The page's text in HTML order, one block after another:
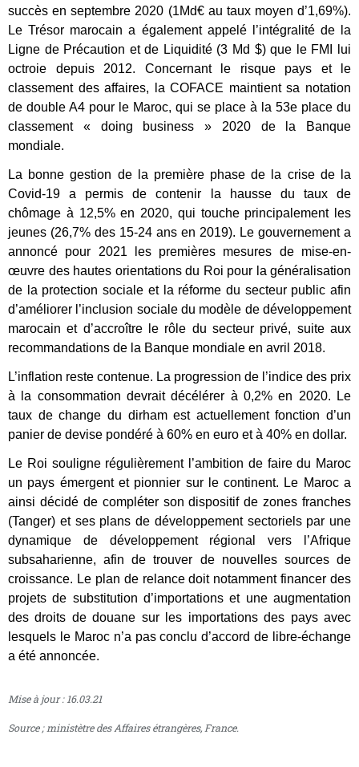
succès en septembre 2020 (1Md€ au taux moyen d’1,69%).
Le Trésor marocain a également appelé l’intégralité de la
Ligne de Précaution et de Liquidité (3 Md $) que le FMI lui
octroie depuis 2012. Concernant le risque pays et le
classement des affaires, la COFACE maintient sa notation
de double A4 pour le Maroc, qui se place à la 53e place du
classement « doing business » 2020 de la Banque
mondiale.
La bonne gestion de la première phase de la crise de la
Covid-19 a permis de contenir la hausse du taux de
chômage à 12,5% en 2020, qui touche principalement les
jeunes (26,7% des 15-24 ans en 2019). Le gouvernement a
annoncé pour 2021 les premières mesures de mise-en-
œuvre des hautes orientations du Roi pour la généralisation
de la protection sociale et la réforme du secteur public afin
d’améliorer l’inclusion sociale du modèle de développement
marocain et d’accroître le rôle du secteur privé, suite aux
recommandations de la Banque mondiale en avril 2018.
L’inflation reste contenue. La progression de l’indice des prix
à la consommation devrait décélérer à 0,2% en 2020. Le
taux de change du dirham est actuellement fonction d’un
panier de devise pondéré à 60% en euro et à 40% en dollar.
Le Roi souligne régulièrement l’ambition de faire du Maroc
un pays émergent et pionnier sur le continent. Le Maroc a
ainsi décidé de compléter son dispositif de zones franches
(Tanger) et ses plans de développement sectoriels par une
dynamique de développement régional vers l’Afrique
subsaharienne, afin de trouver de nouvelles sources de
croissance. Le plan de relance doit notamment financer des
projets de substitution d’importations et une augmentation
des droits de douane sur les importations des pays avec
lesquels le Maroc n’a pas conclu d’accord de libre-échange
a été annoncée.
Mise à jour : 16.03.21
Source ; ministètre des Affaires étrangères, France.